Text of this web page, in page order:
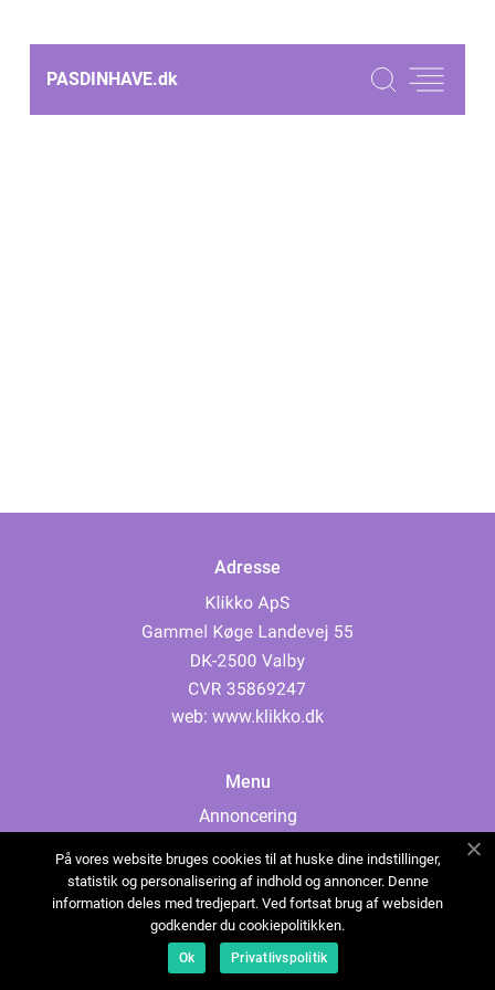
PASDINHAVE.dk
Adresse
web: www.klikko.dk
Menu
Annoncering
Cookies
Kontakt os
Sitemap
På vores website bruges cookies til at huske dine indstillinger,
statistik og personalisering af indhold og annoncer. Denne
information deles med tredjepart. Ved fortsat brug af websiden
godkender du cookiepolitikken.
Ok Privatlivspolitik